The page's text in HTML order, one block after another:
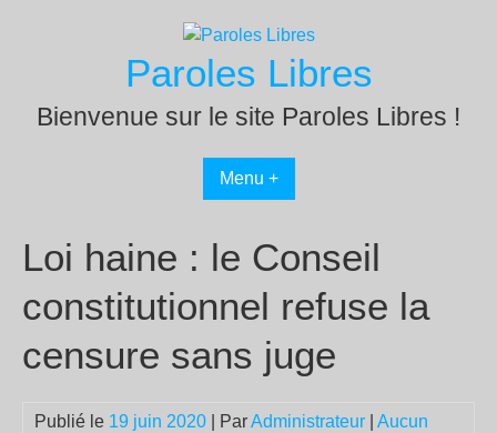
Paroles Libres
Bienvenue sur le site Paroles Libres !
Menu +
Loi haine : le Conseil
constitutionnel refuse la
censure sans juge
Publié le 19 juin 2020 | ParAdministrateur
Aucun